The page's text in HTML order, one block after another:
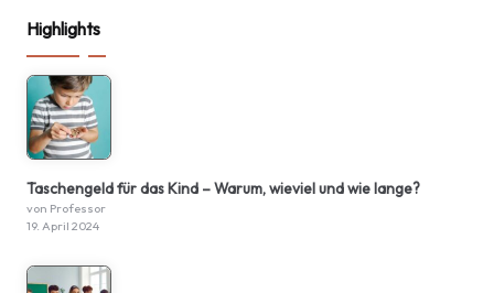
Highlights
Taschengeld für das Kind – Warum, wieviel und wie lange?
von Professor
19. April 2024